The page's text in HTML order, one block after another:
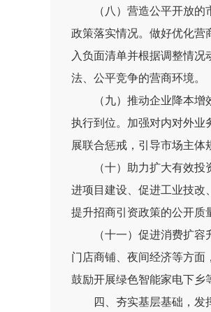
（八）营造公平开放的
政策落实情况。做好优化营
入负面清单并根据调整情
法、公平竞争的营商环境。
（九）推动企业降本增
执行到位。加强对内对外业
展联合惩戒，引导市场主体
（十）助力扩大有效投
进项目建设
促进工业技改
提升招商引资政策的公开质
（十一）促进消费扩容
门店商铺、夜间经济等方面
鼓励开展绿色智能家电下乡
四、夯实基层基础，发